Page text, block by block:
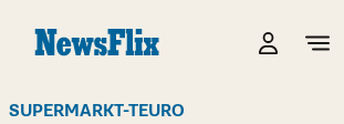
SUPERMARKT-TEURO